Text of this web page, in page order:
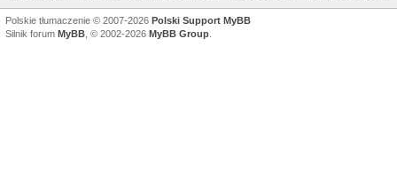
Polskie tłumaczenie © 2007-2026 Polski Support MyBB
Silnik forum MyBB , © 2002-2026 MyBB Group